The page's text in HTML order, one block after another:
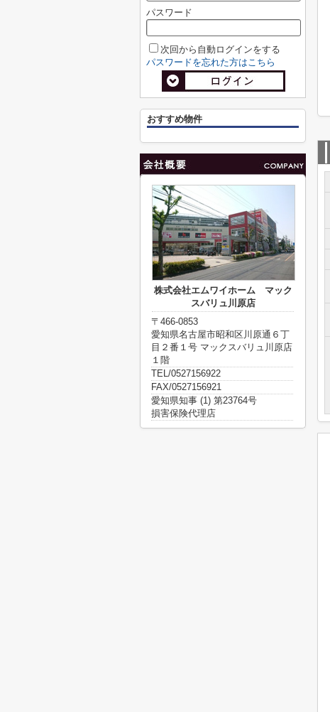
パスワード
次回から自動ログインをする
パスワードを忘れた方はこちら
おすすめ物件
株式会社エムワイホーム マック
スバリュ川原店
〒466-0853
愛知県名古屋市昭和区川原通６丁
目２番１号 マックスバリュ川原店
１階
TEL/0527156922
FAX/0527156921
愛知県知事 (1) 第23764号
損害保険代理店